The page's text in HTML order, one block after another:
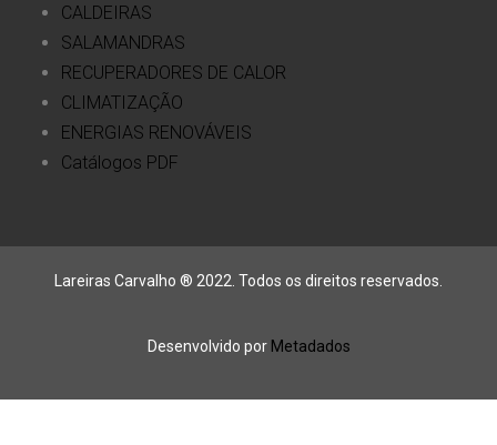
CALDEIRAS
SALAMANDRAS
RECUPERADORES DE CALOR
CLIMATIZAÇÃO
ENERGIAS RENOVÁVEIS
Catálogos PDF
Lareiras Carvalho ® 2022. Todos os direitos reservados.
Desenvolvido por Metadados